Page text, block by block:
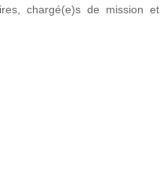
chargé(e)s de mission et